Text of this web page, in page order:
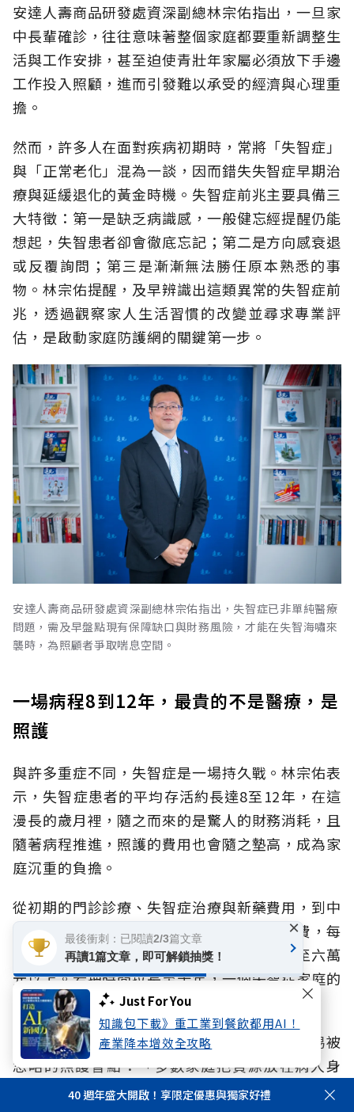
Just For You
知識包下載》重工業到餐飲都用AI！
產業降本增效全攻略
安達人壽商品研發處資深副總林宗佑指出，一旦家
中長輩確診，往往意味著整個家庭都要重新調整生
活與工作安排，甚至迫使青壯年家屬必須放下手邊
工作投入照顧，進而引發難以承受的經濟與心理重
擔。
然而，許多人在面對疾病初期時，常將「失智症」
與「正常老化」混為一談，因而錯失失智症早期治
療與延緩退化的黃金時機。失智症前兆主要具備三
大特徵：第一是缺乏病識感，一般健忘經提醒仍能
想起，失智患者卻會徹底忘記；第二是方向感衰退
或反覆詢問；第三是漸漸無法勝任原本熟悉的事
物。林宗佑提醒，及早辨識出這類異常的失智症前
兆，透過觀察家人生活習慣的改變並尋求專業評
估，是啟動家庭防護網的關鍵第一步。
安達人壽商品研發處資深副總林宗佑指出，失智症已非單純醫療
問題，需及早盤點現有保障缺口與財務風險，才能在失智海嘯來
襲時，為照顧者爭取喘息空間。
一場病程8到12年，最貴的不是醫療，是
照護
與許多重症不同，失智症是一場持久戰。林宗佑表
示，失智症患者的平均存活約長達8至12年，在這
漫長的歲月裡，隨之而來的是驚人的財務消耗，且
隨著病程推進，照護的費用也會隨之墊高，成為家
庭沉重的負擔。
從初期的門診診療、失智症治療與新藥費用，到中
後期認知功能嚴重退化所需的日常照顧與雜費，每
月支出可能從初期的兩、三萬元，一路攀升至六萬
元以上。若把時間拉長至十年，一個失智症家庭的
總花費可能上看700萬元。
除了可預見的財務支出，林宗佑也點出一個容易被
忽略的照護盲點：「多數家庭把資源放在病人身
上，卻忽略照顧者同樣承受龐大的心理壓力。」他
40 週年盛大開啟！享限定優惠與獨家好禮
最後衝刺：已閱讀2/3篇文章
再讀1篇文章，即可解鎖抽獎！
×